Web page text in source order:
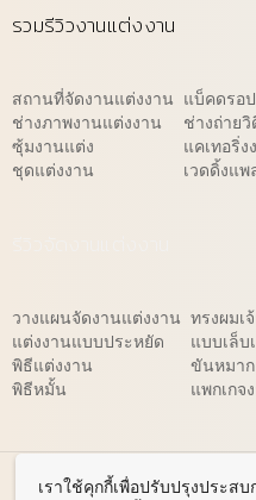
เราใช้คุกกี้เพื่อปรับปรุงประส
รวมรีวิวงานแต่งงาน
สถานที่จัดงานแต่งงาน
ช่างภาพงานแต่งงาน
ซุ้มงานแต่ง
ชุดแต่งงาน
แบ็คดรอ
ช่างถ่าย
แคเทอริ่ง
เวดดิ้งแพ
วางแผนจัดงานแต่งงาน
แต่งงานแบบประหยัด
พิธีแต่งงาน
พิธีหมั้น
ทรงผมเ
แบบเล็บ
ขันหมาก
แพกเกจ
© 2026